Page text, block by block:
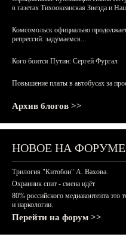
в газетах Тихоокеанская Звезда и
Комсомольск официально
репрессий: задумаемся...
Кого боится Путин: Сергей Фургал
Повышение платы в автобусах за
Архив блогов >>
НОВОЕ НА ФОРУМЕ
Трилогия "Китобои" А. Вахова.
Охранник спит - смена идёт
80% российского медиаконтента это
и наркологии.
Перейти на форум >>